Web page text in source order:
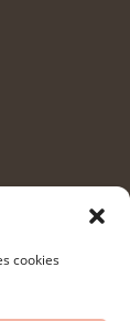
cookies